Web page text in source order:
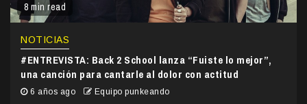
8 min read
NOTICIAS
#ENTREVISTA: Back 2 School lanza “Fuiste lo mejor”,
una canción para cantarle al dolor con actitud
6 años ago Equipo punkeando